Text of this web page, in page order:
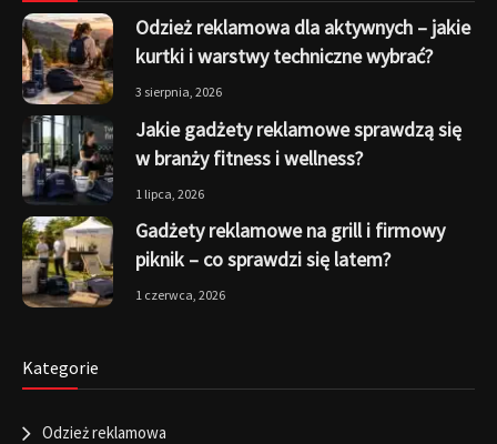
Odzież reklamowa dla aktywnych – jakie
kurtki i warstwy techniczne wybrać?
3 sierpnia, 2026
Jakie gadżety reklamowe sprawdzą się
w branży fitness i wellness?
1 lipca, 2026
Gadżety reklamowe na grill i firmowy
piknik – co sprawdzi się latem?
1 czerwca, 2026
Kategorie
Odzież reklamowa